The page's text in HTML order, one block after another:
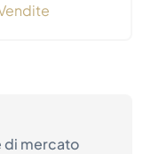
di mercato